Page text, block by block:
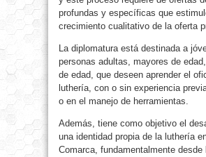
profundas y específicas que
crecimiento cualitativo de la oferta
La diplomatura está destinada a
personas adultas, mayores de
de edad, que deseen aprender el
luthería, con o sin experiencia
o en el manejo de herramientas.
Además, tiene como objetivo el
una identidad propia de la luthería
Comarca, fundamentalmente desde